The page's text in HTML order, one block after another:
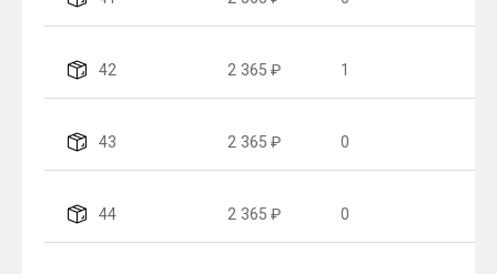
42 2 365 ₽ 1
43 2 365 ₽ 0
44 2 365 ₽ 0